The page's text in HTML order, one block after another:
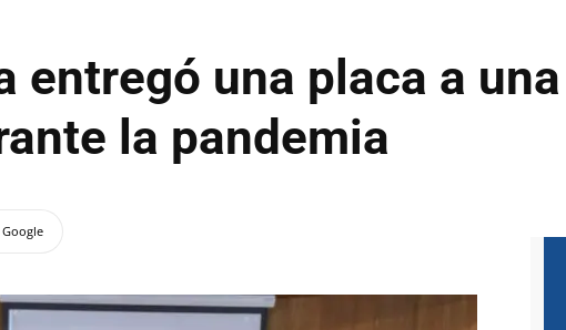
entregó una placa a
la pandemia